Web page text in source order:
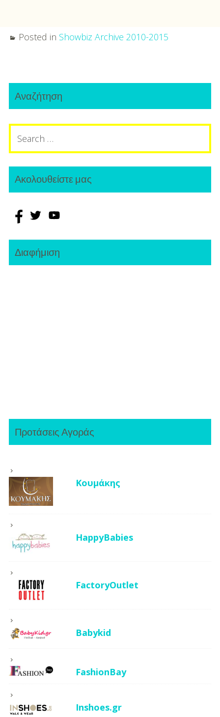
Posted in Showbiz Archive 2010-2015
navigation
Primary
Sidebar
Αναζήτηση
Search
for:
Ακολουθείστε μας
Διαφήμιση
Προτάσεις Αγοράς
Κουμάκης
HappyBabies
FactoryOutlet
Babykid
FashionBay
Inshoes.gr